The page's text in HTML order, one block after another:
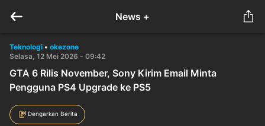
News +
Teknologi • okezone
Selasa, 12 Mei 2026 - 09:42
GTA 6 Rilis November, Sony Kirim Email Minta
Pengguna PS4 Upgrade ke PS5
Dengarkan Berita